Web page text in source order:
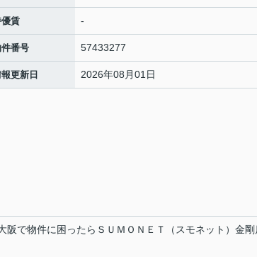
賃 -
番号 57433277
更新日 2026年08月01日
阪で物件に困ったらＳＵＭＯＮＥＴ（スモネット）金剛